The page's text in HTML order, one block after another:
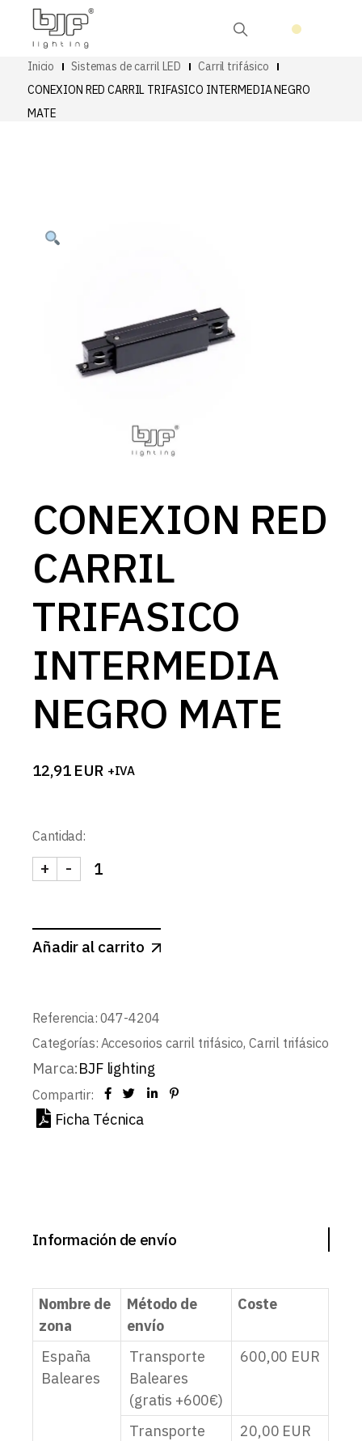
Inicio Sistemas de carril LED
Carril trifásico
CONEXION RED CARRIL TRIFASICO INTERMEDIA NEGRO
MATE
CONEXION RED
CARRIL
TRIFASICO
INTERMEDIA
NEGRO MATE
12,91 EUR +IVA
Cantidad:
CONEXION RED CARRIL TRIFASICO
-
+
Añadir al carrito
Referencia: 047-4204
Categorías: Accesorios carril trifásico, Carril trifásico
Marca:BJF lighting
Compartir:
Ficha Técnica
Información de envío
Nombre de
zona
Método de
envío
Coste
España
Baleares
Transporte
Baleares
(gratis +600€)
600,00 EUR
Transporte
20,00 EUR